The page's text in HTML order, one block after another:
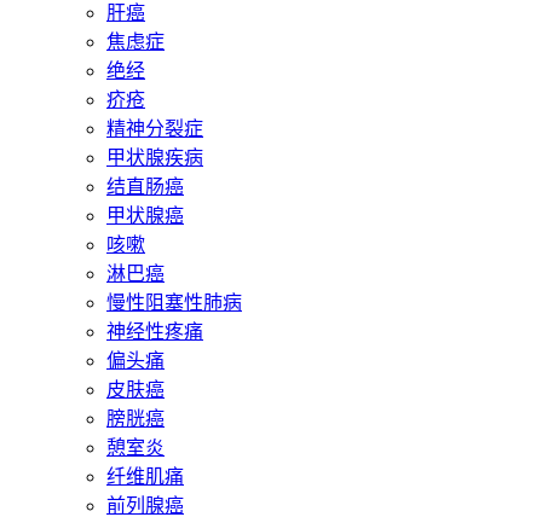
肝癌
焦虑症
绝经
疥疮
精神分裂症
甲状腺疾病
结直肠癌
甲状腺癌
咳嗽
淋巴癌
慢性阻塞性肺病
神经性疼痛
偏头痛
皮肤癌
膀胱癌
憩室炎
纤维肌痛
前列腺癌